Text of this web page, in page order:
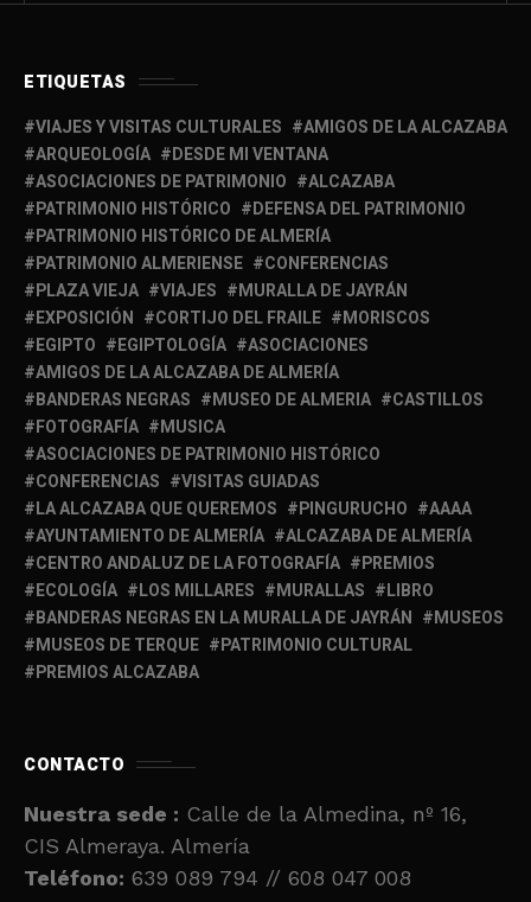
ETIQUETAS
VIAJES Y VISITAS CULTURALES
AMIGOS DE LA ALCAZABA
ARQUEOLOGÍA
DESDE MI VENTANA
ASOCIACIONES DE PATRIMONIO
ALCAZABA
PATRIMONIO HISTÓRICO
DEFENSA DEL PATRIMONIO
PATRIMONIO HISTÓRICO DE ALMERÍA
PATRIMONIO ALMERIENSE
CONFERENCIAS
PLAZA VIEJA
VIAJES
MURALLA DE JAYRÁN
EXPOSICIÓN
CORTIJO DEL FRAILE
MORISCOS
EGIPTO
EGIPTOLOGÍA
ASOCIACIONES
AMIGOS DE LA ALCAZABA DE ALMERÍA
BANDERAS NEGRAS
MUSEO DE ALMERIA
CASTILLOS
FOTOGRAFÍA
MUSICA
ASOCIACIONES DE PATRIMONIO HISTÓRICO
CONFERENCIAS
VISITAS GUIADAS
LA ALCAZABA QUE QUEREMOS
PINGURUCHO
AAAA
AYUNTAMIENTO DE ALMERÍA
ALCAZABA DE ALMERÍA
CENTRO ANDALUZ DE LA FOTOGRAFÍA
PREMIOS
ECOLOGÍA
LOS MILLARES MURALLAS
LIBRO
BANDERAS NEGRAS EN LA MURALLA DE JAYRÁN
MUSEOS
MUSEOS DE TERQUE
PATRIMONIO CULTURAL
PREMIOS ALCAZABA
CONTACTO
Nuestra sede : Calle de la Almedina, nº 16,
CIS Almeraya. Almería
Teléfono: 639 089 794 // 608 047 008